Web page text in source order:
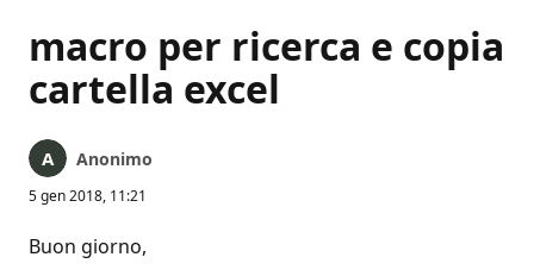
macro per ricerca e copia
cartella excel
Anonimo
5 gen 2018, 11:21
Buon giorno,